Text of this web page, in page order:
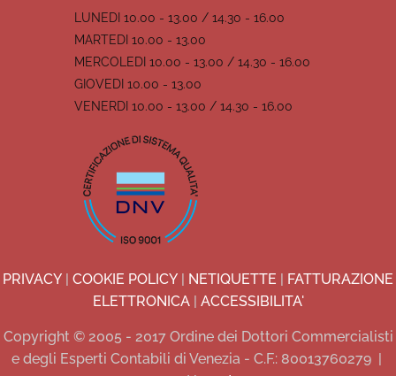
LUNEDI 10.00 - 13.00 / 14.30 - 16.00
MARTEDI 10.00 - 13.00
MERCOLEDI 10.00 - 13.00 / 14.30 - 16.00
GIOVEDI 10.00 - 13.00
VENERDI 10.00 - 13.00 / 14.30 - 16.00
PRIVACY | COOKIE POLICY | NETIQUETTE | FATTURAZIONE
ELETTRONICA| ACCESSIBILITA'
Copyright © 2005 - 2017 Ordine dei Dottori Commercialisti
e degli Esperti Contabili di Venezia - C.F.: 80013760279 |